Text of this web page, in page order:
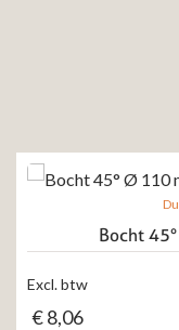
Bocht
Excl. btw
€8,06